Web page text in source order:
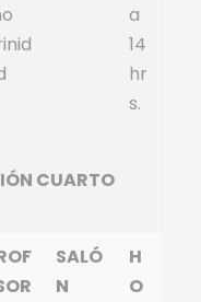
a
14
hr
s.
CUARTO
SALÓ
N
H
O